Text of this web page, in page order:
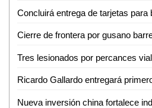
Ricardo Gallardo entregará
Nueva inversión china fortalece